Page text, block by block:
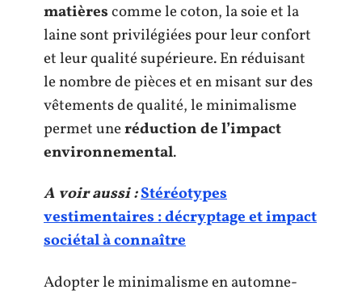
matièrescomme le coton, la soie et la
laine sont privilégiées pour leur confort
et leur qualité supérieure. En réduisant
le nombre de pièces et en misant sur des
vêtements de qualité, le minimalisme
permet uneréduction de l’impact
environnemental.
A voir aussi :Stéréotypes
vestimentaires : décryptage et impact
sociétal à connaître
Adopter le minimalisme en automne-